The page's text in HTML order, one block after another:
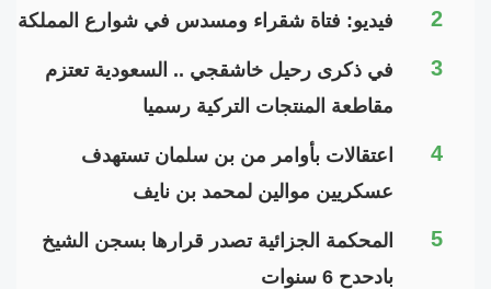
2 فيديو: فتاة شقراء ومسدس في شوارع المملكة
3
في ذكرى رحيل خاشقجي .. السعودية تعتزم
مقاطعة المنتجات التركية رسميا
4
اعتقالات بأوامر من بن سلمان تستهدف
عسكريين موالين لمحمد بن نايف
5
المحكمة الجزائية تصدر قرارها بسجن الشيخ
بادحدح 6 سنوات